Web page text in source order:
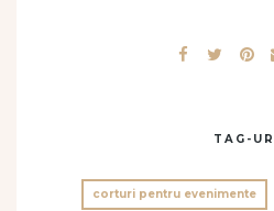
TAG-URI
corturi pentru evenimente